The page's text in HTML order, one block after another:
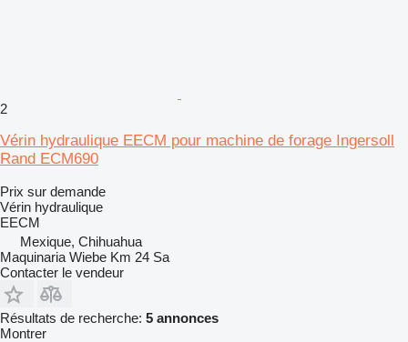
2
Vérin hydraulique EECM pour machine de forage Ingersoll
Rand ECM690
Prix sur demande
Vérin hydraulique
EECM
Mexique, Chihuahua
Maquinaria Wiebe Km 24 Sa
Contacter le vendeur
Résultats de recherche: 5 annonces
Montrer